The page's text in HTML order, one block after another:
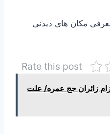
مکان های دیدنی
Rate this post
زائران حج عمره/ علت